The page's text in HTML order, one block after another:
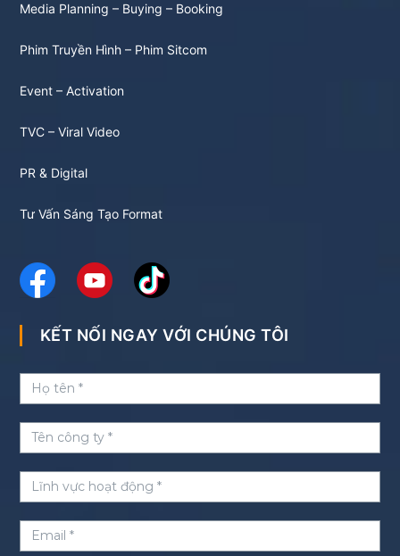
Media Planning – Buying – Booking
Phim Truyền Hình – Phim Sitcom
Event – Activation
TVC – Viral Video
PR & Digital
Tư Vấn Sáng Tạo Format
KẾT NỐI NGAY VỚI CHÚNG TÔI